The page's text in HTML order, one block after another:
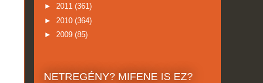
► 2011 (361)
► 2010 (364)
► 2009 (85)
NETREGÉNY? MIFENE IS EZ?